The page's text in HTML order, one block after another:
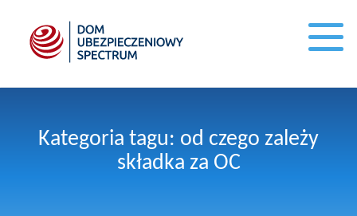
Kategoria tagu: od czego zależy
składka za OC